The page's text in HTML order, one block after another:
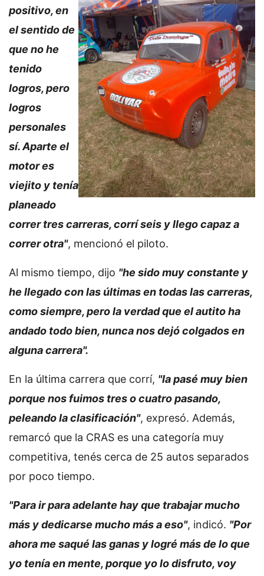
positivo, en
el sentido de
que no he
tenido
logros, pero
logros
personales
sí. Aparte el
motor es
viejito y tenía
planeado
correr tres carreras, corrí seis y llego capaz a
correr otra", mencionó el piloto.
Al mismo tiempo, dijo "he sido muy constante y
he llegado con las últimas en todas las carreras,
como siempre, pero la verdad que el autito ha
andado todo bien, nunca nos dejó colgados en
alguna carrera".
En la última carrera que corrí, "la pasé muy bien
porque nos fuimos tres o cuatro pasando,
peleando la clasificación", expresó. Además,
remarcó que la CRAS es una categoría muy
competitiva, tenés cerca de 25 autos separados
por poco tiempo.
"Para ir para adelante hay que trabajar mucho
más y dedicarse mucho más a eso", indicó. "Por
ahora me saqué las ganas y logré más de lo que
yo tenía en mente, porque yo lo disfruto, voy